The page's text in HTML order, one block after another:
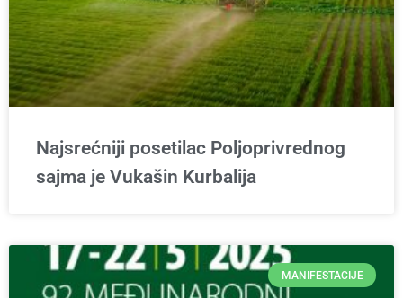
Najsrećniji posetilac Poljoprivrednog
sajma je Vukašin Kurbalija
MANIFESTACIJE